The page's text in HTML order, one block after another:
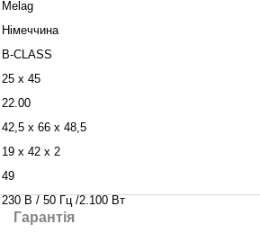
Melag
Німеччина
B-CLASS
25 x 45
22.00
42,5 x 66 x 48,5
19 x 42 x 2
49
230 В / 50 Гц /2.100 Вт
Гарантія